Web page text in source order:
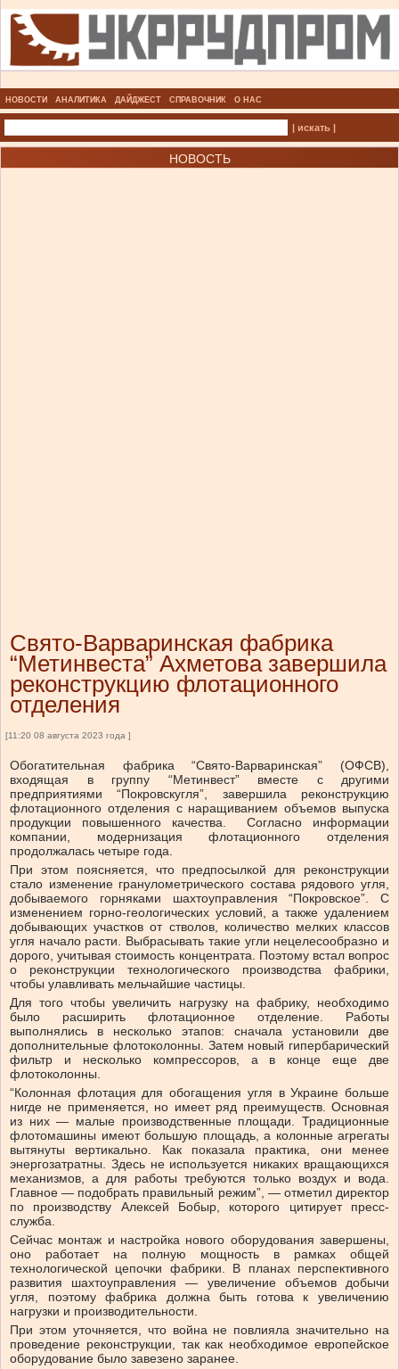
НОВОСТИ АНАЛИТИКА ДАЙДЖЕСТ СПРАВОЧНИК О НАС
| искать |
НОВОСТЬ
Свято-Варваринская фабрика
“Метинвеста” Ахметова завершила
реконструкцию флотационного
отделения
[11:20 08 августа 2023 года ]
Обогатительная фабрика “Свято-Варваринская” (ОФСВ),
входящая в группу “Метинвест” вместе с другими
предприятиями “Покровскугля”, завершила реконструкцию
флотационного отделения с наращиванием объемов выпуска
продукции повышенного качества. Согласно информации
компании, модернизация флотационного отделения
продолжалась четыре года.
При этом поясняется, что предпосылкой для реконструкции
стало изменение гранулометрического состава рядового угля,
добываемого горняками шахтоуправления “Покровское”. С
изменением горно-геологических условий, а также удалением
добывающих участков от стволов, количество мелких классов
угля начало расти. Выбрасывать такие угли нецелесообразно и
дорого, учитывая стоимость концентрата. Поэтому встал вопрос
о реконструкции технологического производства фабрики,
чтобы улавливать мельчайшие частицы.
Для того чтобы увеличить нагрузку на фабрику, необходимо
было расширить флотационное отделение. Работы
выполнялись в несколько этапов: сначала установили две
дополнительные флотоколонны. Затем новый гипербарический
фильтр и несколько компрессоров, а в конце еще две
флотоколонны.
“Колонная флотация для обогащения угля в Украине больше
нигде не применяется, но имеет ряд преимуществ. Основная
из них — малые производственные площади. Традиционные
флотомашины имеют большую площадь, а колонные агрегаты
вытянуты вертикально. Как показала практика, они менее
энергозатратны. Здесь не используется никаких вращающихся
механизмов, а для работы требуются только воздух и вода.
Главное — подобрать правильный режим”, — отметил директор
по производству Алексей Бобыр, которого цитирует пресс-
служба.
Сейчас монтаж и настройка нового оборудования завершены,
оно работает на полную мощность в рамках общей
технологической цепочки фабрики. В планах перспективного
развития шахтоуправления — увеличение объемов добычи
угля, поэтому фабрика должна быть готова к увеличению
нагрузки и производительности.
При этом уточняется, что война не повлияла значительно на
проведение реконструкции, так как необходимое европейское
оборудование было завезено заранее.